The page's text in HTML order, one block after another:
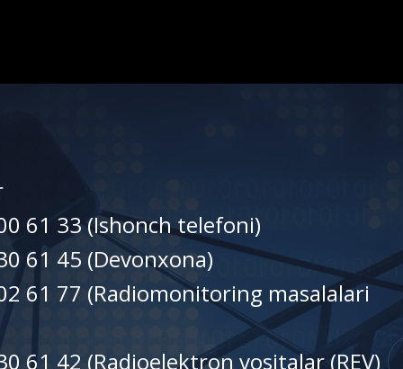
61 33 (Ishonch telefoni)
61 45 (Devonxonа)
61 77 (Radiomonitoring masalalari
61 42 (Radioelektron vositalar (REV)